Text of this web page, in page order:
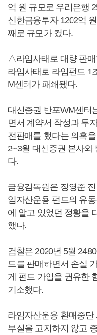
억 원 규모로 우리은행
신한금융투자 1202억
째로 규모가 컸다.
△라임사태로 대량 판
라임사태로 라임펀드 1
M센터가 패쇄됐다.
대신증권 반포WM센터
면서 계약서 작성과 투
전판매를 했다는 의혹
2~3월 대신증권 본사와
다.
금융감독원은 장영준
임자산운용 펀드의 유
에 알고 있었던 정황을
했다.
검찰은 2020년 5월
드를 판매하면서 손실
게 펀드 가입을 권유한
기소했다.
라임자산운용 환매중단
부실을 고지하지 않고